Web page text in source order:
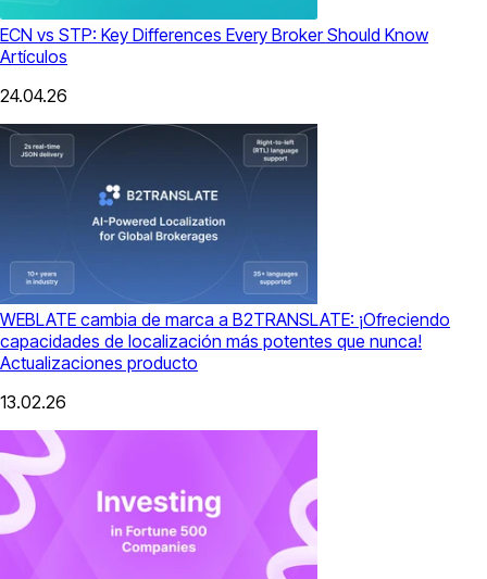
ECN vs STP: Key Differences Every Broker Should Know
Artículos
24.04.26
WEBLATE cambia de marca a B2TRANSLATE: ¡Ofreciendo
capacidades de localización más potentes que nunca!
Actualizaciones producto
13.02.26